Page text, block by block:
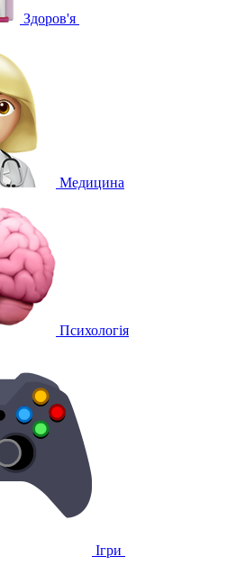
Здоров'я
Медицина
Психологія
Ігри